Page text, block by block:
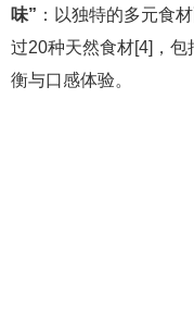
味” ：以独特的多元食
过20种天然食材[4]，
衡与口感体验。